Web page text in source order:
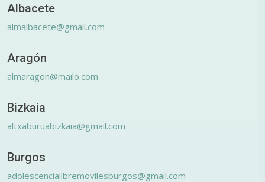
Albacete
almalbacete@gmail.com
Aragón
almaragon@mailo.com
Bizkaia
altxaburuabizkaia@gmail.com
Burgos
adolescencialibremovilesburgos@gmail.com